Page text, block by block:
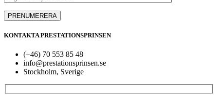
KONTAKTA PRESTATIONSPRINSEN
(+46) 70 553 85 48
info@prestationsprinsen.se
Stockholm, Sverige